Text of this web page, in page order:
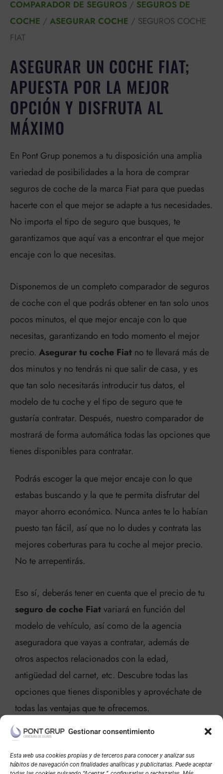
Gestionar consentimiento
Esta web usa cookies propias y de terceros para conocer y analizar sus
hábitos de navegación con finalidades analíticas y publicitarias. Puede aceptar
COMPARADOR DE SEGUROS / SEGUROS DE
COCHE / ASEGURAR COCHE / SEGUROS COCHE
FIAT
ASEGURAR UN COCHE FIAT;
APUESTA POR LA MEJOR
OPCIÓN Y DISFRUTA AL
MÁXIMO
En Pont Grup ponemos a tu disposición una amplia
variedad de posibilidades a la hora de comprar
seguros de coche de la marca Fiat para que puedas
hacerte con el que mejor se adapte a tus necesidades.
No importa el tipo de seguro que busques, te
garantizamos que aquí vas a encontrar el que mejor
encaje con lo que necesitas.
Disponemos de un completo comparador de seguros
de coche con el que podrás obtener en tan solo unos
pocos minutos, el que mejor encaje con lo que
necesitas, garantizando en todo momento el mejor
precio. Asegurar tu coche Fiat no te llevará más de
dos minutos y no tendrás ni que salir de casa, y es
que tan solo necesitarás introducir tus datos, el
modelo de tu coche y el tipo de seguro que te
gustaría contratar. Después, nuestro comparador de
mostrará de forma automática todas las opciones que
tienes disponibles para contratar.
Podrás escoger la que mejor encaje con lo que
estabas buscando y la que te permita disfrutar del
mayor ahorro económico. Nunca antes te lo habían
puesto tan fácil, así que no lo dudes y contrata las
mejores coberturas para tu coche al mejor precio.
No te arrepentirás.
Eso sí, deberás tener en cuenta que el precio de tu
seguro de coche Fiatvariará en función del
modelo de vehículo, así como de la agencia
aseguradora que vayas a contratar, además de
otros aspectos relacionados con la edad,
antigüedad del carnet, etc. Descubre todas las
opciones que tienes disponibles y aprovéchate de
todas las ventajas que te ofrecemos.